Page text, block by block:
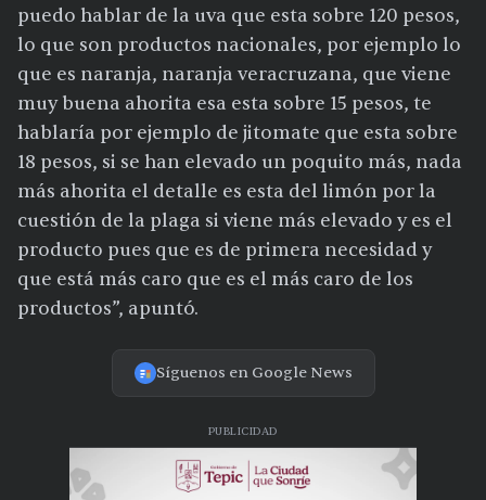
puedo hablar de la uva que esta sobre 120 pesos,
lo que son productos nacionales, por ejemplo lo
que es naranja, naranja veracruzana, que viene
muy buena ahorita esa esta sobre 15 pesos, te
hablaría por ejemplo de jitomate que esta sobre
18 pesos, si se han elevado un poquito más, nada
más ahorita el detalle es esta del limón por la
cuestión de la plaga si viene más elevado y es el
producto pues que es de primera necesidad y
que está más caro que es el más caro de los
productos”, apuntó.
Síguenos en Google News
PUBLICIDAD